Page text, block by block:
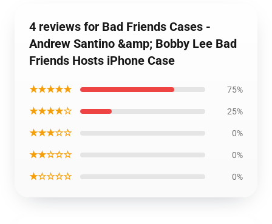
4 reviews for Bad Friends Cases -
Andrew Santino &amp; Bobby Lee Bad
Friends Hosts iPhone Case
★★★★★ 75%
★★★★☆ 25%
★★★☆☆ 0%
★★☆☆☆ 0%
★☆☆☆☆ 0%